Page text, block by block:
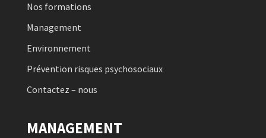
Nos formations
Management
Environnement
Prévention risques psychosociaux
Contactez – nous
MANAGEMENT